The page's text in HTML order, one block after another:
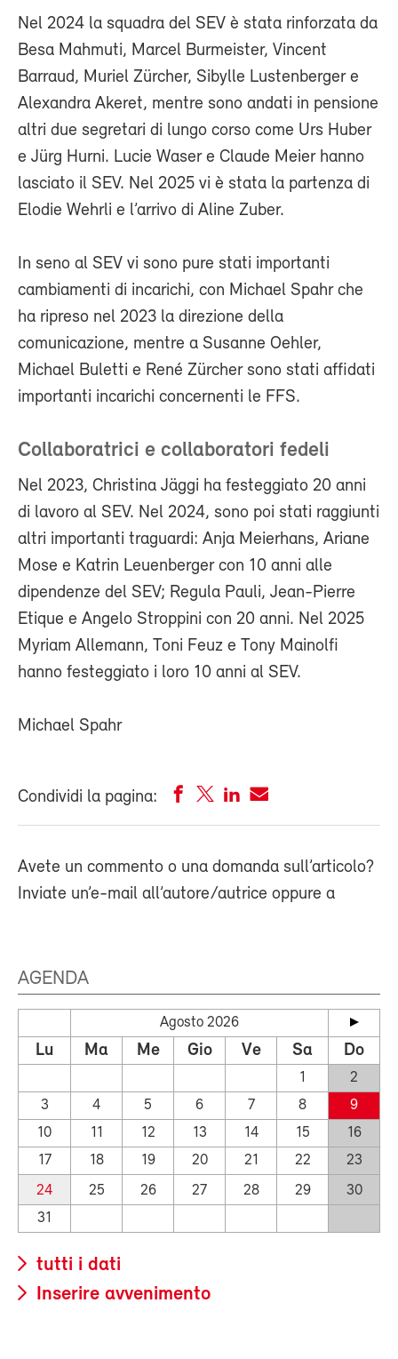
Nel 2024 la squadra del SEV è stata rinforzata da
Besa Mahmuti, Marcel Burmeister, Vincent
Barraud, Muriel Zürcher, Sibylle Lustenberger e
Alexandra Akeret, mentre sono andati in pensione
altri due segretari di lungo corso come Urs Huber
e Jürg Hurni. Lucie Waser e Claude Meier hanno
lasciato il SEV. Nel 2025 vi è stata la partenza di
Elodie Wehrli e l’arrivo di Aline Zuber.
In seno al SEV vi sono pure stati importanti
cambiamenti di incarichi, con Michael Spahr che
ha ripreso nel 2023 la direzione della
comunicazione, mentre a Susanne Oehler,
Michael Buletti e René Zürcher sono stati affidati
importanti incarichi concernenti le FFS.
Collaboratrici e collaboratori fedeli
Nel 2023, Christina Jäggi ha festeggiato 20 anni
di lavoro al SEV. Nel 2024, sono poi stati raggiunti
altri importanti traguardi: Anja Meierhans, Ariane
Mose e Katrin Leuenberger con 10 anni alle
dipendenze del SEV; Regula Pauli, Jean-Pierre
Etique e Angelo Stroppini con 20 anni. Nel 2025
Myriam Allemann, Toni Feuz e Tony Mainolfi
hanno festeggiato i loro 10 anni al SEV.
Michael Spahr
Condividi la pagina:
Avete un commento o una domanda sull’articolo?
Inviate un’e-mail all’autore/autrice oppure a
AGENDA
Agosto 2026
Lu Ma Me Gio Ve Sa Do
1
2
3
4 5 6 7 8
9
10
11 12 13 14 15
16
17
18 19 20 21 22
23
24
25 26 27 28 29
30
31
tutti i dati
Inserire avvenimento